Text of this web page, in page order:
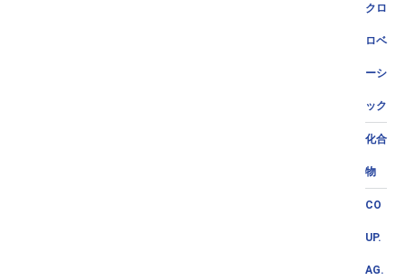
クロ
ロベ
ーシ
ック
化合
物
CO
UP.
AG.